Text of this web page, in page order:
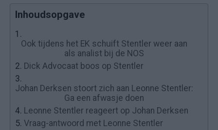
Inhoudsopgave
1.
Ook tijdens het EK schuift Stentler weer aan
als analist bij de NOS
2. Dick Advocaat boos op Stentler
3.
Johan Derksen stoort zich aan Leonne Stentler:
Ga een afwasje doen
4. Leonne Stentler reageert op Johan Derksen
5. Vraag-antwoord met Leonne Stentler